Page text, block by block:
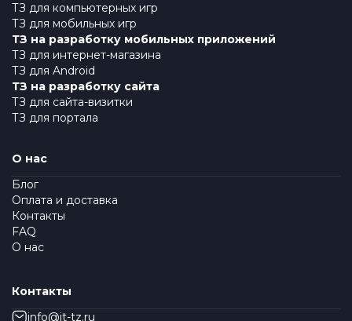
ТЗ для компьютерных игр
ТЗ для мобильных игр
ТЗ на разработку мобильных приложений
ТЗ для интернет-магазина
ТЗ для Android
ТЗ на разработку сайта
ТЗ для сайта-визитки
ТЗ для портала
О нас
Блог
Оплата и доставка
Контакты
FAQ
О нас
Контакты
info@it-tz.ru